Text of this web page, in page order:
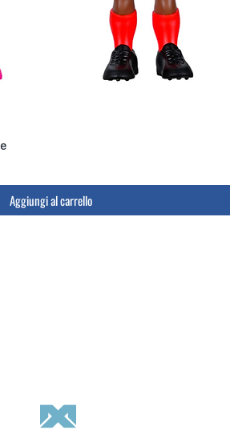
Aggiungi al carrello